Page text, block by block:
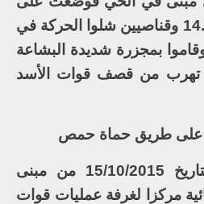
سطح المبنى رشاش 14.5 وقناصيين شلوا الحركة في
بمجزرة شديدة البشاعة
تهرب من قصف قوات الأسد
على طريق حماة حمص
اتخذت قوات الأسد بتاريخ 15/10/2015 من مبنى
مركزا لغرفة عمليات قوات